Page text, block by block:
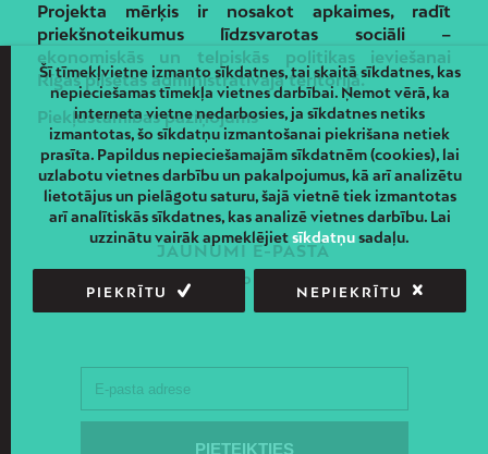
Projekta mērķis ir nosakot apkaimes, radīt
priekšnoteikumus līdzsvarotas sociāli –
ekonomiskās un telpiskās politikas ieviešanai
Rīgas pilsētas administratīvajā teritorijā.
Piekļūstamības paziņojums
JAUNUMI E-PASTĀ
Piesakies un saņem jaunāko informāciju savā e-pastā!
Šī tīmekļvietne izmanto sīkdatnes, tai skaitā sīkdatnes, kas
nepieciešamas tīmekļa vietnes darbībai. Ņemot vērā, ka
interneta vietne nedarbosies, ja sīkdatnes netiks
izmantotas, šo sīkdatņu izmantošanai piekrišana netiek
prasīta. Papildus nepieciešamajām sīkdatnēm (cookies), lai
uzlabotu vietnes darbību un pakalpojumus, kā arī analizētu
lietotājus un pielāgotu saturu, šajā vietnē tiek izmantotas
arī analītiskās sīkdatnes, kas analizē vietnes darbību. Lai
uzzinātu vairāk apmeklējietsīkdatņusadaļu.
PIEKRĪTU NEPIEKRĪTU